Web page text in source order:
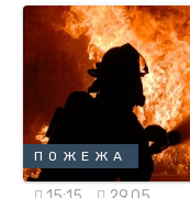
ПОЖЕЖА